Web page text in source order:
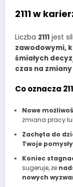
2111 w
Liczba 2111 jest
zawodowymi,
śmiałych
czas na
Co oznacza
Nowe
zmiana pracy
Zachęta do
Twoje
Koniec
sugeruje, że
nowych